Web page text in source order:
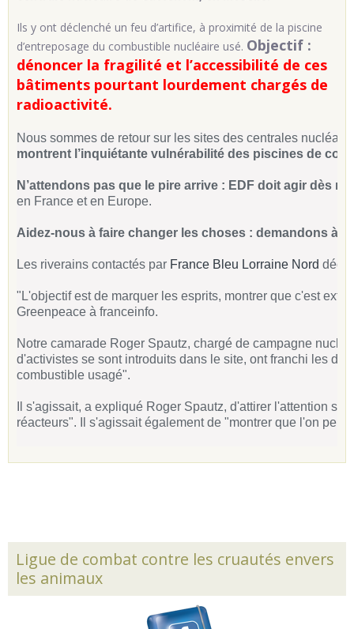
Ils y ont déclenché un feu d’artifice, à proximité de la piscine
d’entreposage du combustible nucléaire usé. Objectif :
dénoncer la fragilité et l’accessibilité de ces
bâtiments pourtant lourdement chargés de
radioactivité.
Nous sommes de retour sur les sites des centrales
montrent l’inquiétante vulnérabilité des piscines de
N’attendons pas que le pire arrive : EDF doit agir dès
en France et en Europe.
Aidez-nous à faire changer les choses : demandons à
Les riverains contactés par France Bleu Lorraine Nord
"L'objectif est de marquer les esprits, montrer que c'est
Greenpeace à franceinfo.
Notre camarade Roger Spautz, chargé de campagne
d'activistes se sont introduits dans le site, ont franchi les
combustible usagé".
Il s'agissait, a expliqué Roger Spautz, d'attirer l'attention
réacteurs". Il s'agissait également de "montrer que l'on
Ligue de combat contre les cruautés envers
les animaux